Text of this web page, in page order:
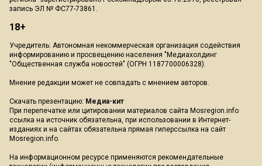
запись ЭЛ № ФС77-73861.
18+
Учредитель: Автономная некоммерческая организация содействия
информированию и просвещению населения "Медиахолдинг
"Общественная служба новостей" (ОГРН 1187700006328).
Мнение редакции может не совпадать с мнением авторов.
Скачать презентацию: Медиа-кит
При перепечатке или цитировании материалов сайта Mosregion.info
ссылка на источник обязательна, при использовании в Интернет-
изданиях и на сайтах обязательна прямая гиперссылка на сайт
Mosregion.info.
На информационном ресурсе применяются рекомендательные